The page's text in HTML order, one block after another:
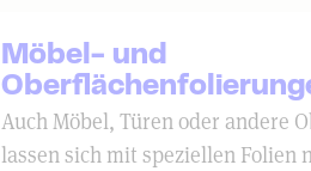
Möbel- und
Auch Möbel, Türen oder andere
lassen sich mit speziellen Folien